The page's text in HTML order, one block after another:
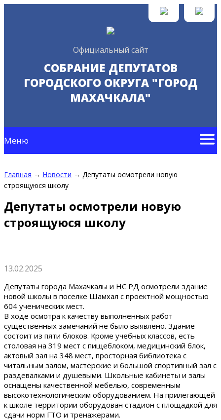
Официальный сайт
СОБРАНИЕ ДЕПУТАТОВ
ГОРОДСКОГО ОКРУГА "ГОРОД
МАХАЧКАЛА"
Меню
Главная → Новости → Депутаты осмотрели новую
строящуюся школу
Депутаты осмотрели новую
строящуюся школу
13.02.2025
Депутаты города Махачкалы и НС РД осмотрели здание
новой школы в поселке Шамхал с проектной мощностью
604 ученических мест.
В ходе осмотра к качеству выполненных работ
существенных замечаний не было выявлено. Здание
состоит из пяти блоков. Кроме учебных классов, есть
столовая на 319 мест с пищеблоком, медицинский блок,
актовый зал на 348 мест, просторная библиотека с
читальным залом, мастерские и большой спортивный зал с
раздевалками и душевыми. Школьные кабинеты и залы
оснащены качественной мебелью, современным
высокотехнологическим оборудованием. На прилегающей
к школе территории оборудован стадион с площадкой для
сдачи норм ГТО и тренажерами.